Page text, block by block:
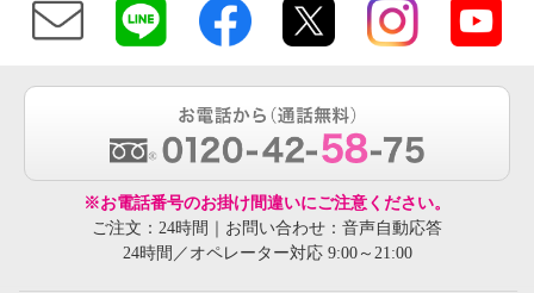
※お電話番号のお掛け間違いにご注意ください。
ご注文：24時間｜お問い合わせ：音声自動応答
24時間／オペレーター対応 9:00～21:00